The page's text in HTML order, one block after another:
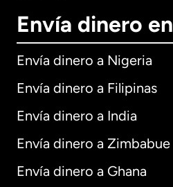
Envía dinero
Envía dinero a Nigeria
Envía dinero a Filipinas
Envía dinero a India
Envía dinero a Zimbabue
Envía dinero a Ghana